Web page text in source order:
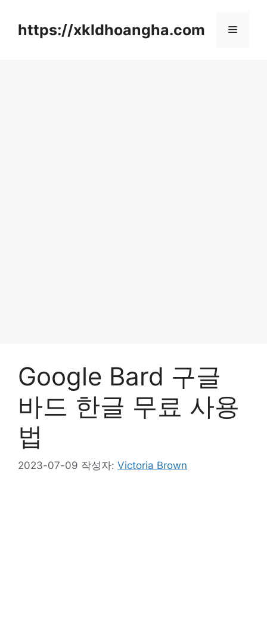
https://xkldhoangha.com 메
Google Bard 구글
바드 한글 무료 사용
법
2023-07-09 작성자: Victoria Brown